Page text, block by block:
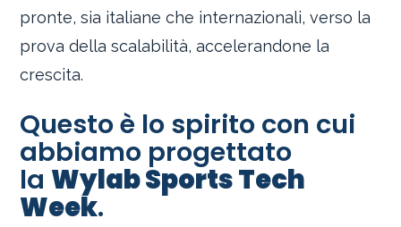
pronte, sia italiane che internazionali, verso la
prova della scalabilità, accelerandone la
crescita.
Questo è lo spirito con cui
abbiamo progettato
la Wylab Sports Tech
Week.